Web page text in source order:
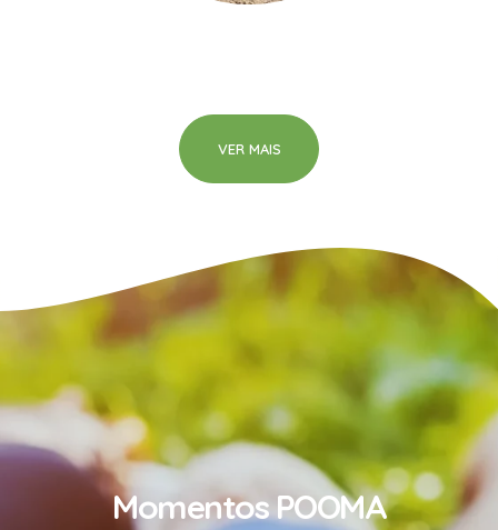
VER MAIS
Momentos POOMA